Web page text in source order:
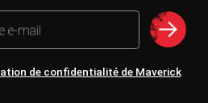
e-mail
de confidentialité de Maverick